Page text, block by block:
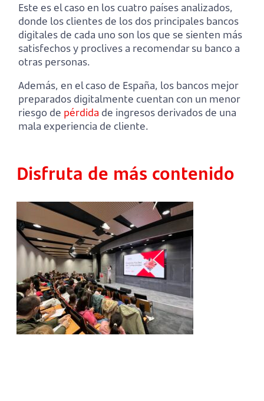
Este es el caso en los cuatro países analizados,
donde los clientes de los dos principales bancos
digitales de cada uno son los que se sienten más
satisfechos y proclives a recomendar su banco a
otras personas.
Además, en el caso de España, los bancos mejor
preparados digitalmente cuentan con un menor
riesgo de pérdida de ingresos derivados de una
mala experiencia de cliente.
Disfruta de más contenido